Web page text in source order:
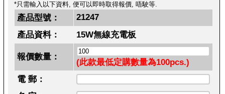
*只需輸入以下資料, 便可以即時取得報價, 唔駛等.
產品型號：
21247
產品資料：
15W無線充電板
報價數量：
(此款最低定購數量為100pcs.)
電 郵：